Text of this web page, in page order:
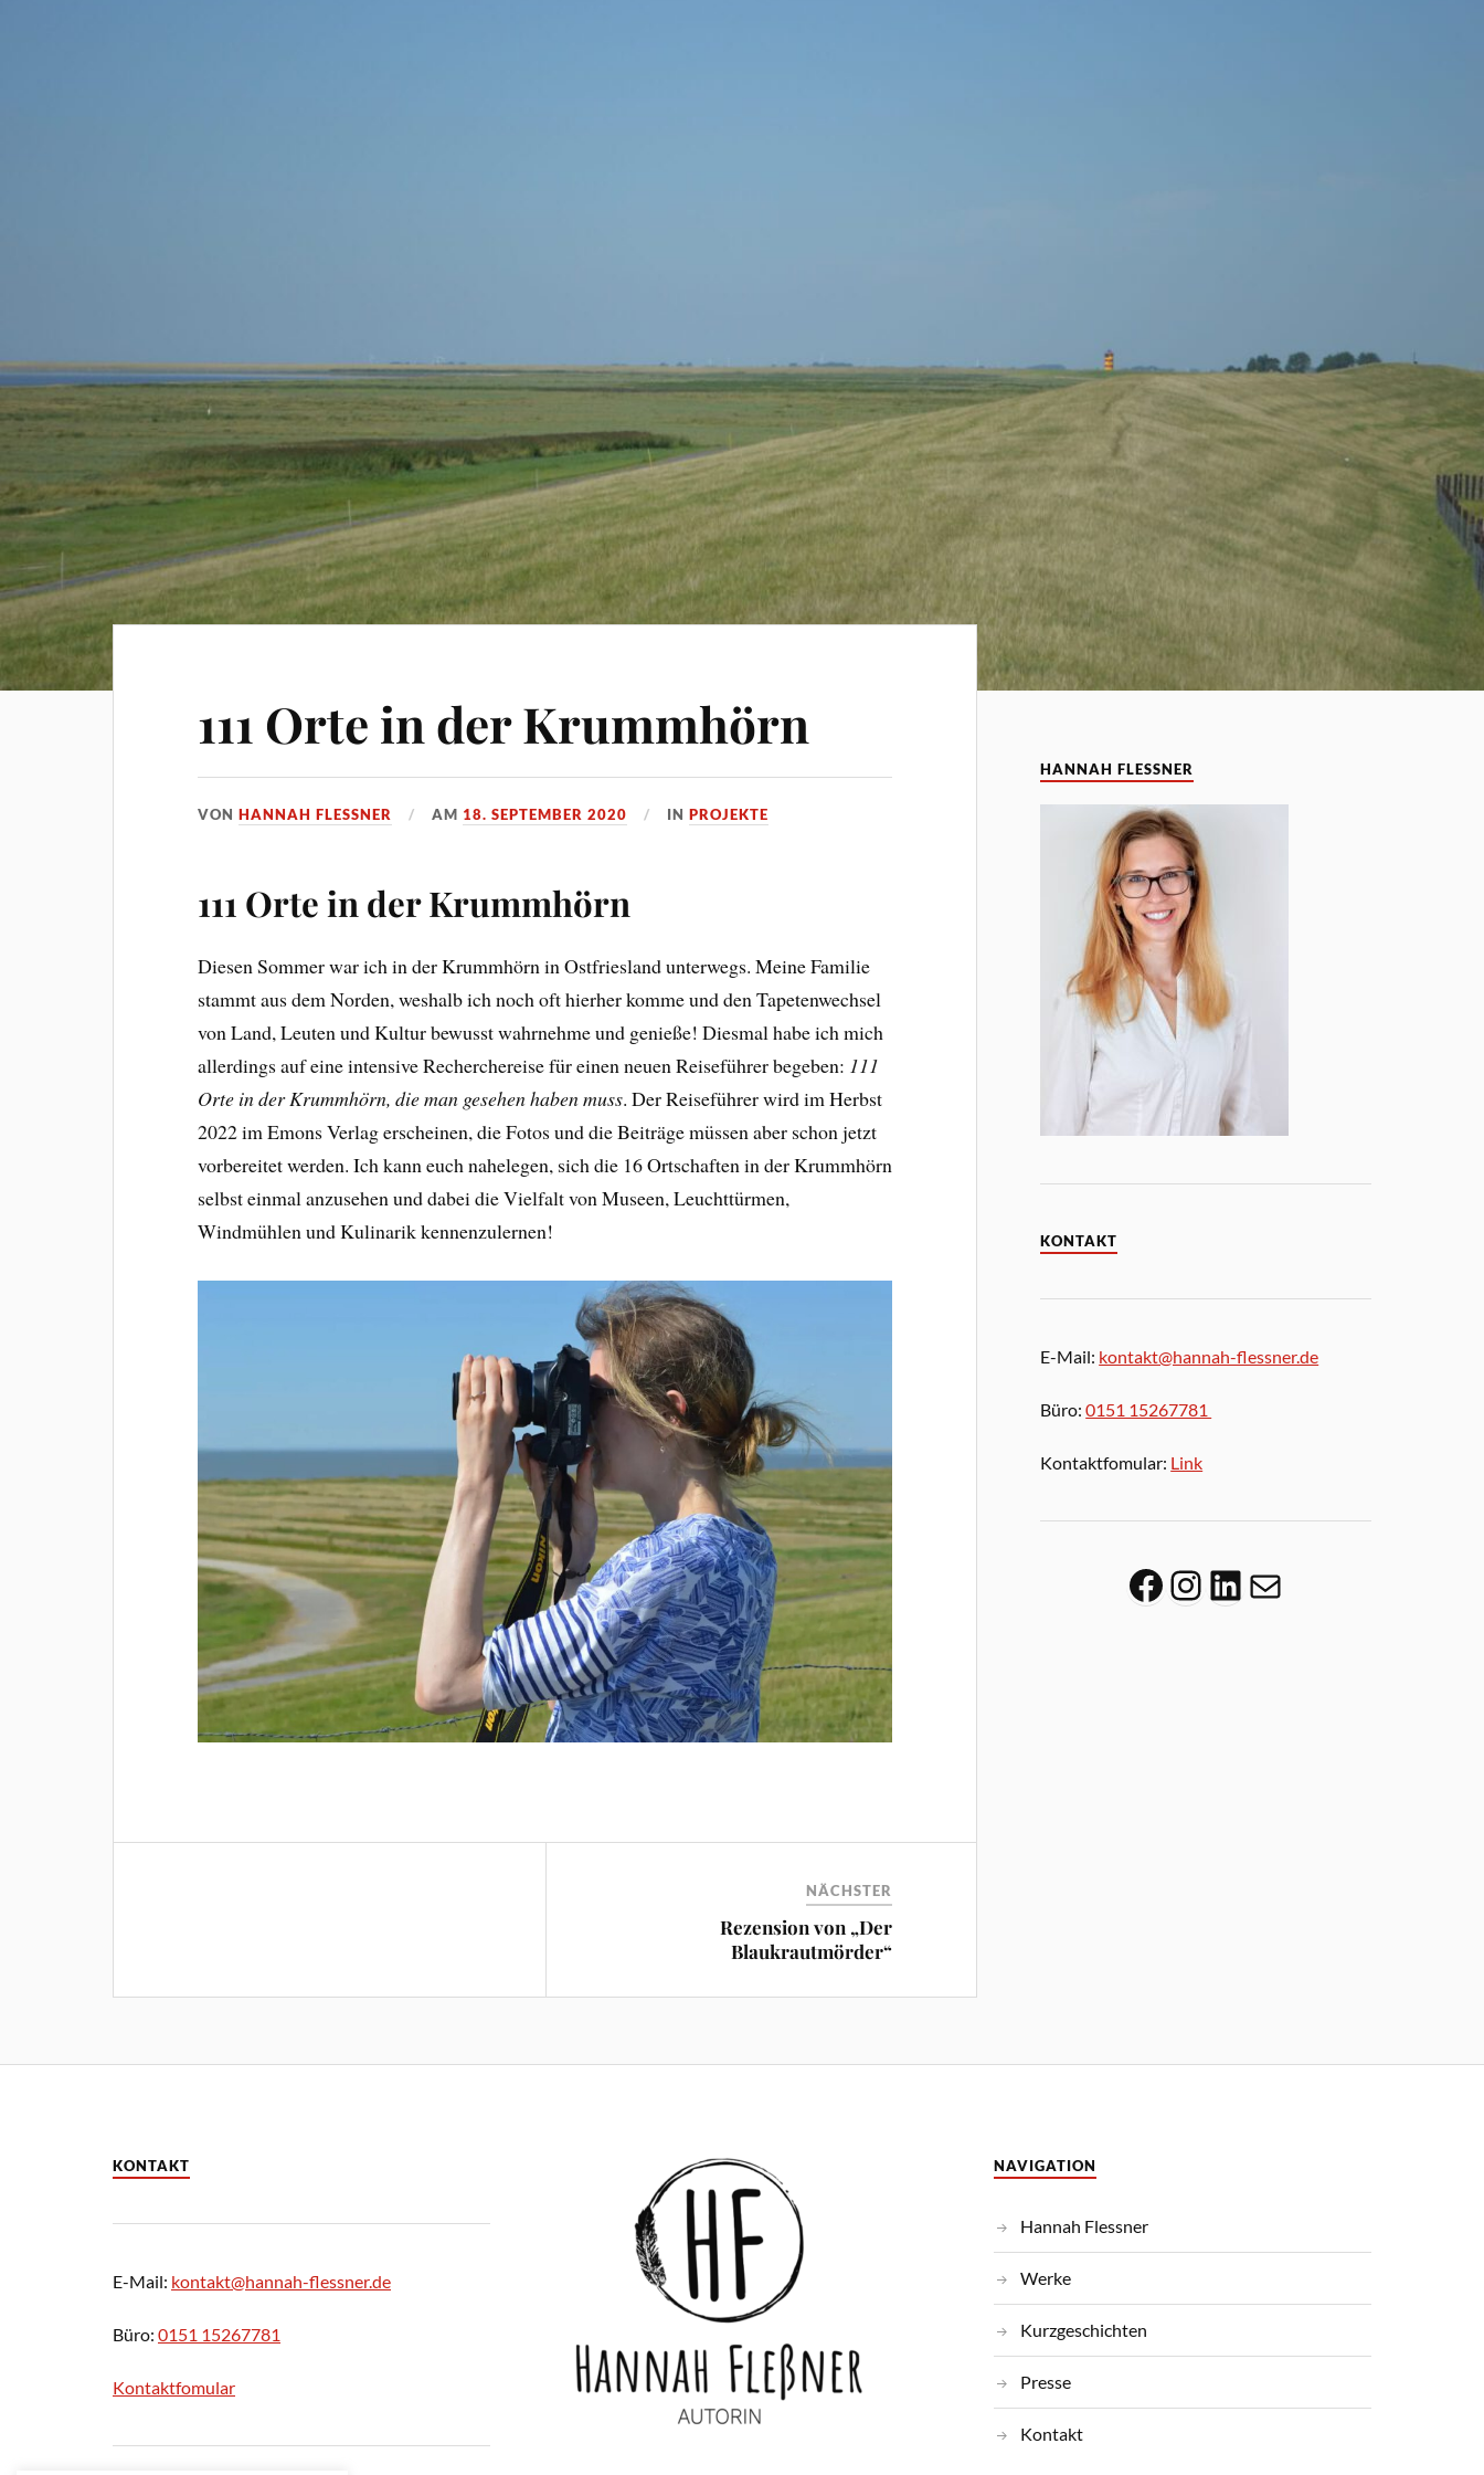
111 Orte in der Krummhörn
VONHANNAH FLESSNER AM 18. SEPTEMBER 2020 INPROJEKTE
111 Orte in der Krummhörn
Diesen Sommer war ich in der Krummhörn in Ostfriesland unterwegs. Meine Familie
stammt aus dem Norden, weshalb ich noch oft hierher komme und den Tapetenwechsel
von Land, Leuten und Kultur bewusst wahrnehme und genieße! Diesmal habe ich mich
allerdings auf eine intensive Recherchereise für einen neuen Reiseführer begeben: 111
Orte in der Krummhörn, die man gesehen haben muss. Der Reiseführer wird im Herbst
2022 im Emons Verlag erscheinen, die Fotos und die Beiträge müssen aber schon jetzt
vorbereitet werden. Ich kann euch nahelegen, sich die 16 Ortschaften in der Krummhörn
selbst einmal anzusehen und dabei die Vielfalt von Museen, Leuchttürmen,
Windmühlen und Kulinarik kennenzulernen!
NÄCHSTER
Rezension von „Der
Blaukrautmörder“
HANNAH FLESSNER
KONTAKT
E-Mail: kontakt@hannah-flessner.de
Büro:0151 15267781
Kontaktfomular: Link
KONTAKT
E-Mail: kontakt@hannah-flessner.de
Büro: 0151 15267781
Kontaktfomular
NAVIGATION
Hannah Flessner
Werke
Kurzgeschichten
Presse
Kontakt